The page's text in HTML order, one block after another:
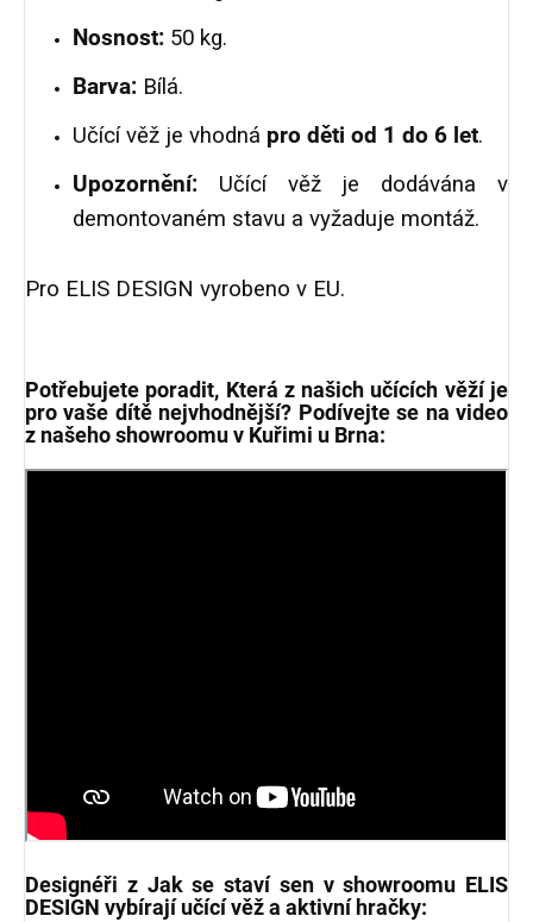
Nosnost: 50 kg.
Barva: Bílá.
Učící věž je vhodná pro děti od 1 do 6 let.
Upozornění: Učící věž je dodávána v
demontovaném stavu a vyžaduje montáž.
Pro ELIS DESIGN vyrobeno v EU.
Potřebujete poradit, Která z našich učících věží je
pro vaše dítě nejvhodnější? Podívejte se na video
z našeho showroomu v Kuřimi u Brna:
Designéři z Jak se staví sen v showroomu ELIS
DESIGN vybírají učící věž a aktivní hračky: